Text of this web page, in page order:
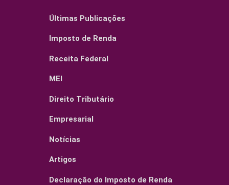
Últimas Publicações
Imposto de Renda
Receita Federal
MEI
Direito Tributário
Empresarial
Notícias
Artigos
Declaração do Imposto de Renda